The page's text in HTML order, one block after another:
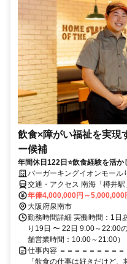
飲食×障がい福祉を実現
ー候補
年間休日122日⭐飲食経験を活
バーガーキングイオンモール
交通・アクセス 南海「樽井
年俸4,000,000円～5,000,000
大阪府泉南市
勤務時間詳細 実働時間：1日
り19日 〜 22日 9:00～22:00
舗営業時間：10:00～21:00）
仕事内容 ＝＝＝＝＝＝＝＝
「飲食の仕事は好きだけど